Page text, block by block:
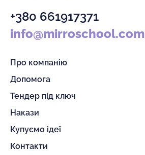
+380 661917371
info@mirroschool.com
Про компанію
Допомога
Тендер під ключ
Накази
Купуємо ідеї
Контакти